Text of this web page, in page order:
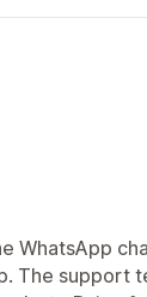
WhatsApp
The support